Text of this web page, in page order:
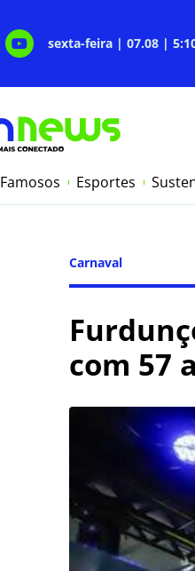
sexta-feira | 07.08 |
Famosos Esportes
Carnaval
com 57